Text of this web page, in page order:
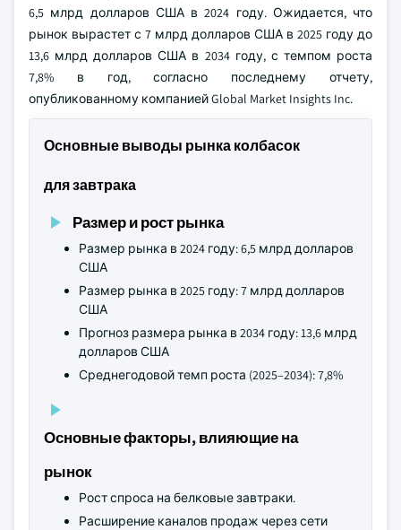
6,5 млрд долларов США в 2024 году. Ожидается, что
рынок вырастет с 7 млрд долларов США в 2025 году до
13,6 млрд долларов США в 2034 году, с темпом роста
7,8% в год, согласно последнему отчету,
опубликованному компанией Global Market Insights Inc.
Основные выводы рынка колбасок
для завтрака
Размер и рост рынка
Размер рынка в 2024 году: 6,5 млрд долларов
США
Размер рынка в 2025 году: 7 млрд долларов
США
Прогноз размера рынка в 2034 году: 13,6 млрд
долларов США
Среднегодовой темп роста (2025–2034): 7,8%
Основные факторы, влияющие на
рынок
Рост спроса на белковые завтраки.
Расширение каналов продаж через сети